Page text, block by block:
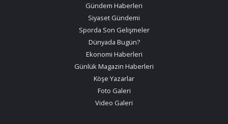
Gündem Haberleri
Siyaset Gündemi
Sporda Son Gelişmeler
Dünyada Bugün?
Ekonomi Haberleri
Günlük Magazin Haberleri
Köşe Yazarlar
Foto Galeri
Video Galeri